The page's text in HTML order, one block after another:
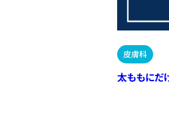
皮膚科
太ももにだ